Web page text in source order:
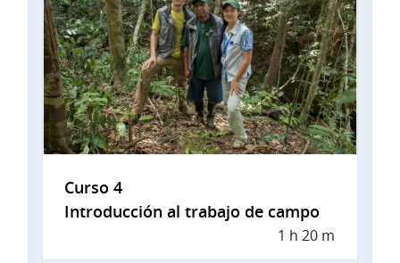
Curso 4
Introducción al trabajo de campo
1 h 20 m